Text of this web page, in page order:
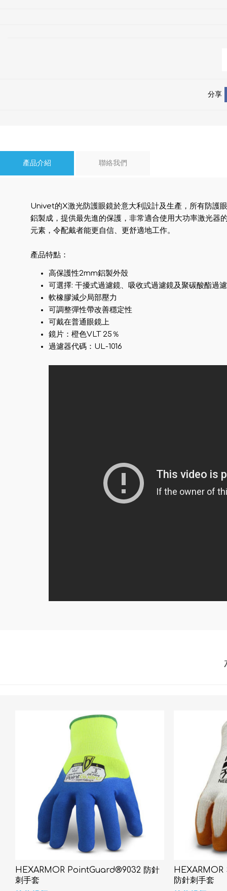
分享
產品介紹 聯絡我們
Univet的X激光防護眼鏡於意大利設計及生產，所有防護
鋁製成，提供最先進的保護，非常適合使用大功率激光器
元素，令配戴者能更自信、更舒適地工作。
產品特點：
高保護性2mm鋁製外殼
可選擇: 干擾式過濾鏡、吸收式過濾鏡及聚碳酸酯過
軟橡膠減少局部壓力
可調整彈性帶改善穩定性
可戴在普通眼鏡上
鏡片：橙色VLT 25％
過濾器代碼：UL-1016
HEXARMOR PointGuard®9032 防針
刺手套
防針刺手套